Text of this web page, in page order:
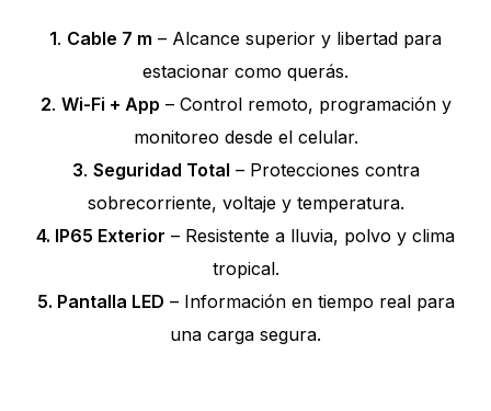
1. Cable 7 m – Alcance superior y libertad para
estacionar como querás.
2. Wi-Fi + App – Control remoto, programación y
monitoreo desde el celular.
3. Seguridad Total – Protecciones contra
sobrecorriente, voltaje y temperatura.
4. IP65 Exterior – Resistente a lluvia, polvo y clima
tropical.
5. Pantalla LED – Información en tiempo real para
una carga segura.